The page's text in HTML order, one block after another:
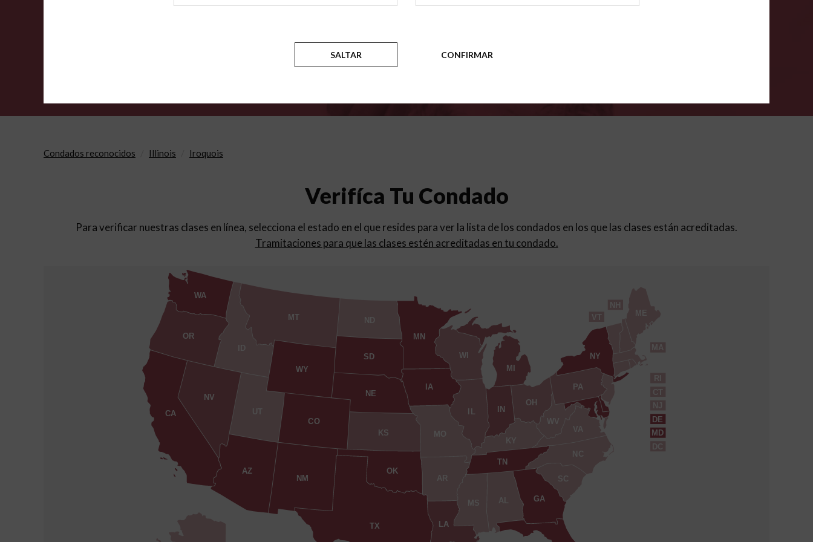
Condados reconocidos Illinois Iroquois
Verifíca Tu Condado
Para verificar nuestras clases en línea, selecciona el estado en el que resides para ver la lista de los condados en los que las clases están acreditadas.
Tramitaciones para que las clases estén acreditadas en tu condado.
AL
AZ
AR
CA
CO
CT
DE
DC
GA
ID
IN
IA
KS
KY
LA
ME
MD
MA
MI
MN
MS
MO
MT
NE
NV
NH
NJ
NM
NY
NC
ND
OH
OK
OR
PA
RI
SC
SD
TN
TX
UT
VT
VA
WA
WV
WI
WY
SALTAR CONFIRMAR